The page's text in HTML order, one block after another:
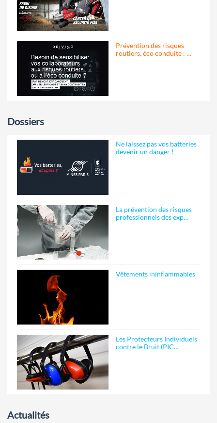
Prévention des risques
routiers, éco conduite : …
Dossiers
Ne laissez pas vos batteries
devenir un danger !
La prévention des risques
professionnels des exp…
Vêtements ininflammables
Les Protecteurs Individuels
contre le Bruit (PIC…
Actualités